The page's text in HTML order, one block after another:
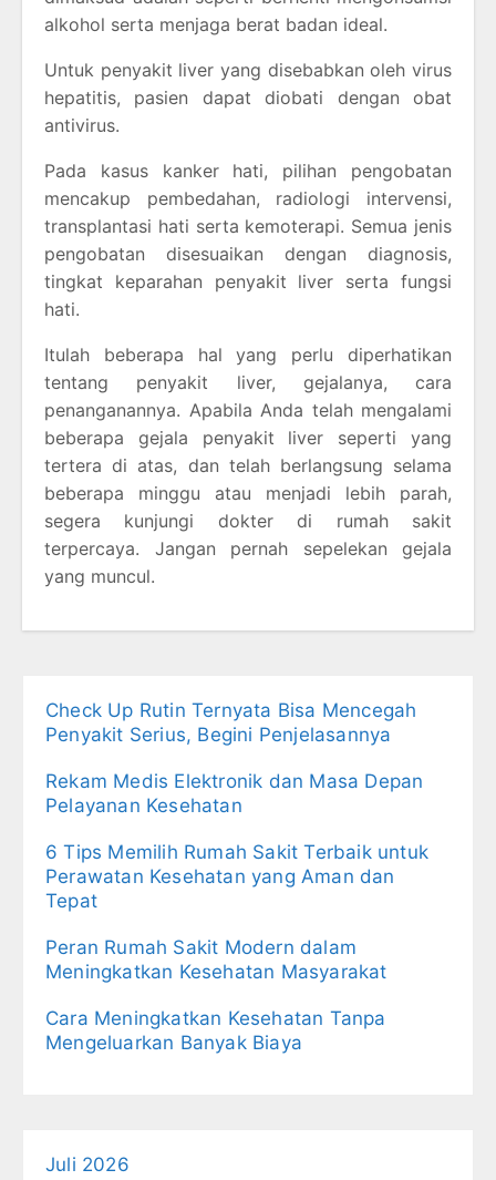
alkohol serta menjaga berat badan ideal.
Untuk penyakit liver yang disebabkan oleh virus
hepatitis, pasien dapat diobati dengan obat
antivirus.
Pada kasus kanker hati, pilihan pengobatan
mencakup pembedahan, radiologi intervensi,
transplantasi hati serta kemoterapi. Semua jenis
pengobatan disesuaikan dengan diagnosis,
tingkat keparahan penyakit liver serta fungsi
hati.
Itulah beberapa hal yang perlu diperhatikan
tentang penyakit liver, gejalanya, cara
penanganannya. Apabila Anda telah mengalami
beberapa gejala penyakit liver seperti yang
tertera di atas, dan telah berlangsung selama
beberapa minggu atau menjadi lebih parah,
segera kunjungi dokter di rumah sakit
terpercaya. Jangan pernah sepelekan gejala
yang muncul.
Check Up Rutin Ternyata Bisa Mencegah
Penyakit Serius, Begini Penjelasannya
Rekam Medis Elektronik dan Masa Depan
Pelayanan Kesehatan
6 Tips Memilih Rumah Sakit Terbaik untuk
Perawatan Kesehatan yang Aman dan
Tepat
Peran Rumah Sakit Modern dalam
Meningkatkan Kesehatan Masyarakat
Cara Meningkatkan Kesehatan Tanpa
Mengeluarkan Banyak Biaya
Juli 2026